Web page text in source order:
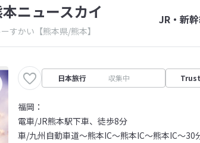
ニュースカイ
すかい 【熊本県/熊本】
JR・新
日本旅行 収集中
福岡：
電車/JR熊本駅下車、徒歩8分
車/九州自動車道～熊本IC～熊本IC～熊本IC～30